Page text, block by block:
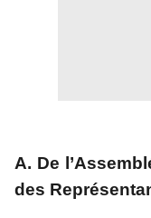
A. De
des